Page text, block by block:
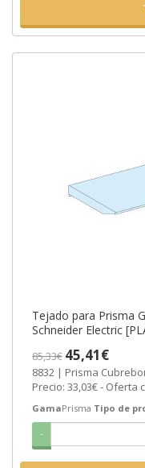
Tejado para Prisma
Schneider Electric
85,33€ 45,41€
8832 | Prisma
Precio: 33,03€ - Oferta
GamaPrisma Tipo de
-